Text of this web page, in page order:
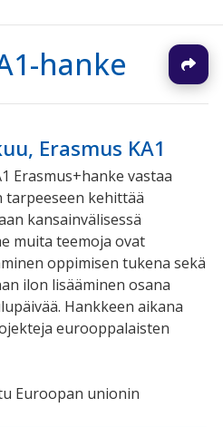
hanke
Erasmus KA1
Erasmus+hanke vastaa
tarpeeseen kehittää
kansainvälisessä
muita teemoja ovat
oppimisen tukena sekä
ilon lisääminen osana
Hankkeen aikana
eurooppalaisten
Euroopan unionin